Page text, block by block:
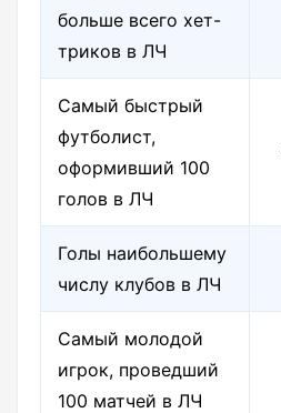
больше всего хет-
триков в ЛЧ
Самый быстрый
футболист,
оформивший 100
голов в ЛЧ
Голы наибольшему
числу клубов в ЛЧ
Самый молодой
игрок, проведший
100 матчей в ЛЧ